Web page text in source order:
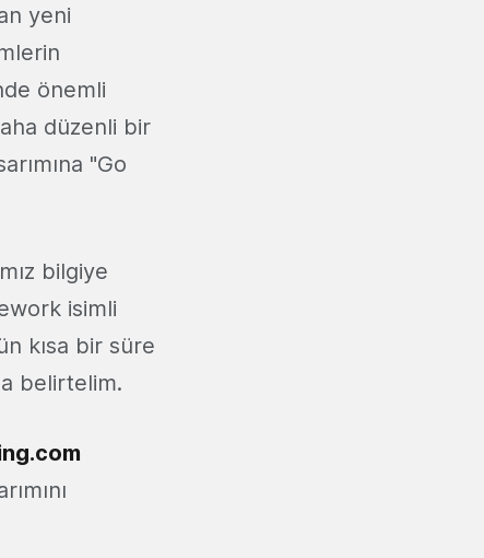
yeni
önemli
düzenli bir
"Go
bilgiye
isimli
kısa bir süre
belirtelim.